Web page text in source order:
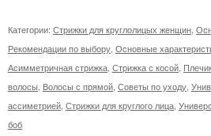
Категории: Стрижки для круглолицых женщин
Рекомендации по выбору Основные
Асимметричная стрижка Стрижка с косой
волосы Волосы с прямой Советы по уходу
ассиметрией Стрижки для круглого лица
боб